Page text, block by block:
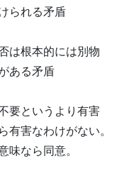
られる矛盾
は根本的には別物
ある矛盾
要というより有害
有害なわけがない。
味なら同意。